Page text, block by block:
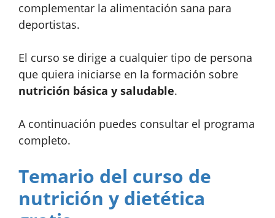
complementar la alimentación sana para
deportistas.
El curso se dirige a cualquier tipo de persona
que quiera iniciarse en la formación sobre
nutrición básica y saludable.
A continuación puedes consultar el programa
completo.
Temario del curso de
nutrición y dietética